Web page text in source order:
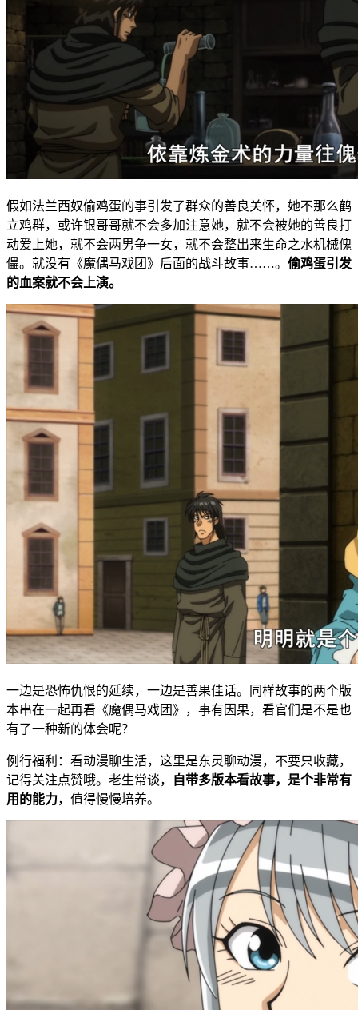
假如法兰西奴偷鸡蛋的事引发了群众的善良关怀，她不那么鹤
立鸡群，或许银哥哥就不会多加注意她，就不会被她的善良打
动爱上她，就不会两男争一女，就不会整出来生命之水机械傀
儡。就没有《魔偶马戏团》后面的战斗故事……。 偷鸡蛋引发
的血案就不会上演。
一边是恐怖仇恨的延续，一边是善果佳话。同样故事的两个版
本串在一起再看《魔偶马戏团》，事有因果，看官们是不是也
有了一种新的体会呢？
例行福利：看动漫聊生活，这里是东灵聊动漫，不要只收藏，
记得关注点赞哦。老生常谈，
自带多版本看故事，是个非常有
用的能力，值得慢慢培养。